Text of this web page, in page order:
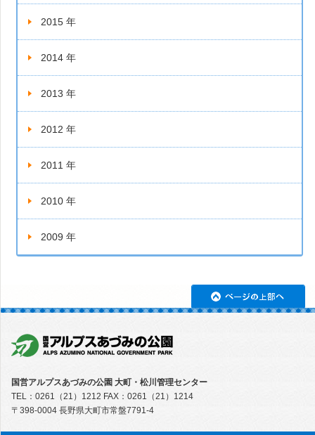
2015 年
2014 年
2013 年
2012 年
2011 年
2010 年
2009 年
国営アルプスあづみの公園 大町・松川管理センター
TEL：0261（21）1212 FAX：0261（21）1214
〒398-0004 長野県大町市常盤7791-4